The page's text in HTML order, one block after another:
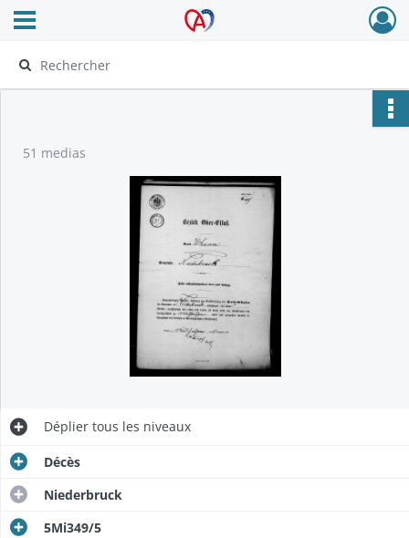
Archives Alsace - Colmar
Ouvrir le menu déroulant
51 medias
Déplier tous les niveaux
Décès
Niederbruck
5Mi349/5